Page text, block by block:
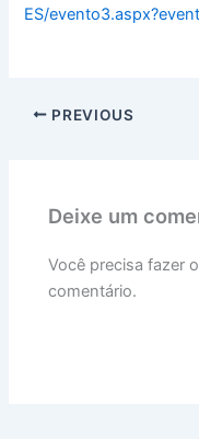
ES/
PREVIOUS
Deixe um
Você precisa fazer o
comentário.